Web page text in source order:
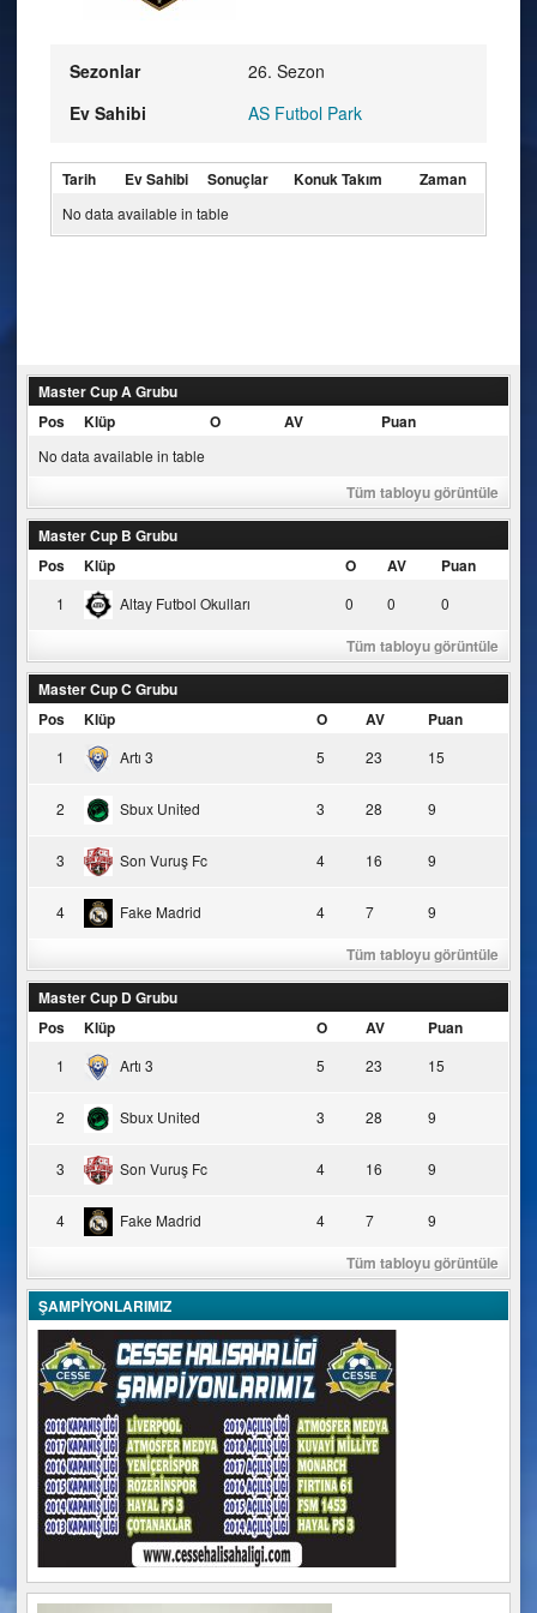
Sezonlar
26. Sezon
Ev Sahibi
AS Futbol Park
Tarih Ev Sahibi Sonuçlar Konuk Takım Zaman
No data available in table
Master Cup A Grubu
Pos
Klüp O AV Puan
No data available in table
Tüm tabloyu görüntüle
Master Cup B Grubu
Pos
Klüp O AV Puan
1 Altay Futbol Okulları 0 0 0
Tüm tabloyu görüntüle
Master Cup C Grubu
Pos
Klüp O AV Puan
1 Artı 3 5 23 15
2 Sbux United 3 28 9
3 Son Vuruş Fc 4 16 9
4 Fake Madrid 4 7 9
Tüm tabloyu görüntüle
Master Cup D Grubu
Pos
Klüp O AV Puan
1 Artı 3 5 23 15
2 Sbux United 3 28 9
3 Son Vuruş Fc 4 16 9
4 Fake Madrid 4 7 9
Tüm tabloyu görüntüle
ŞAMPİYONLARIMIZ